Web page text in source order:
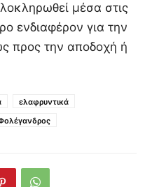
μέσα στις
ενδιαφέρον για την
προς την αποδοχή ή
ελαφρυντικά